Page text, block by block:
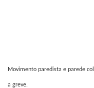
Movimento paredista e parede
a greve.